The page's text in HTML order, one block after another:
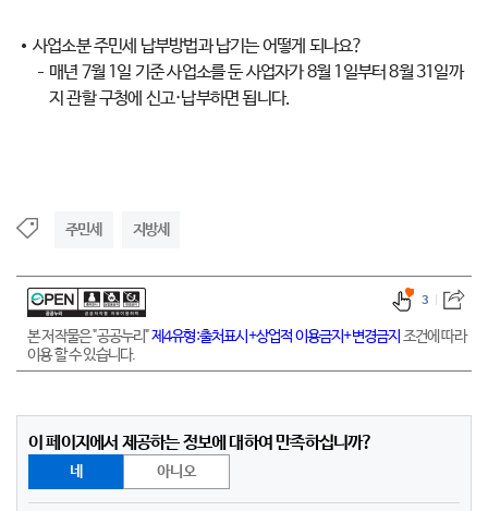
사업소분 주민세 납부방법과 납기는 어떻게 되나요?
매년 7월 1일 기준 사업소를 둔 사업자가 8월 1일부터 8월 31일까
지 관할 구청에 신고·납부하면 됩니다.
주민세 지방세
본 저작물은 "공공누리"제4유형:출처표시+상업적 이용금지+변경금지 조건에 따라
이용 할 수 있습니다.
3
이 페이지에서 제공하는 정보에 대하여 만족하십니까?
네 아니오